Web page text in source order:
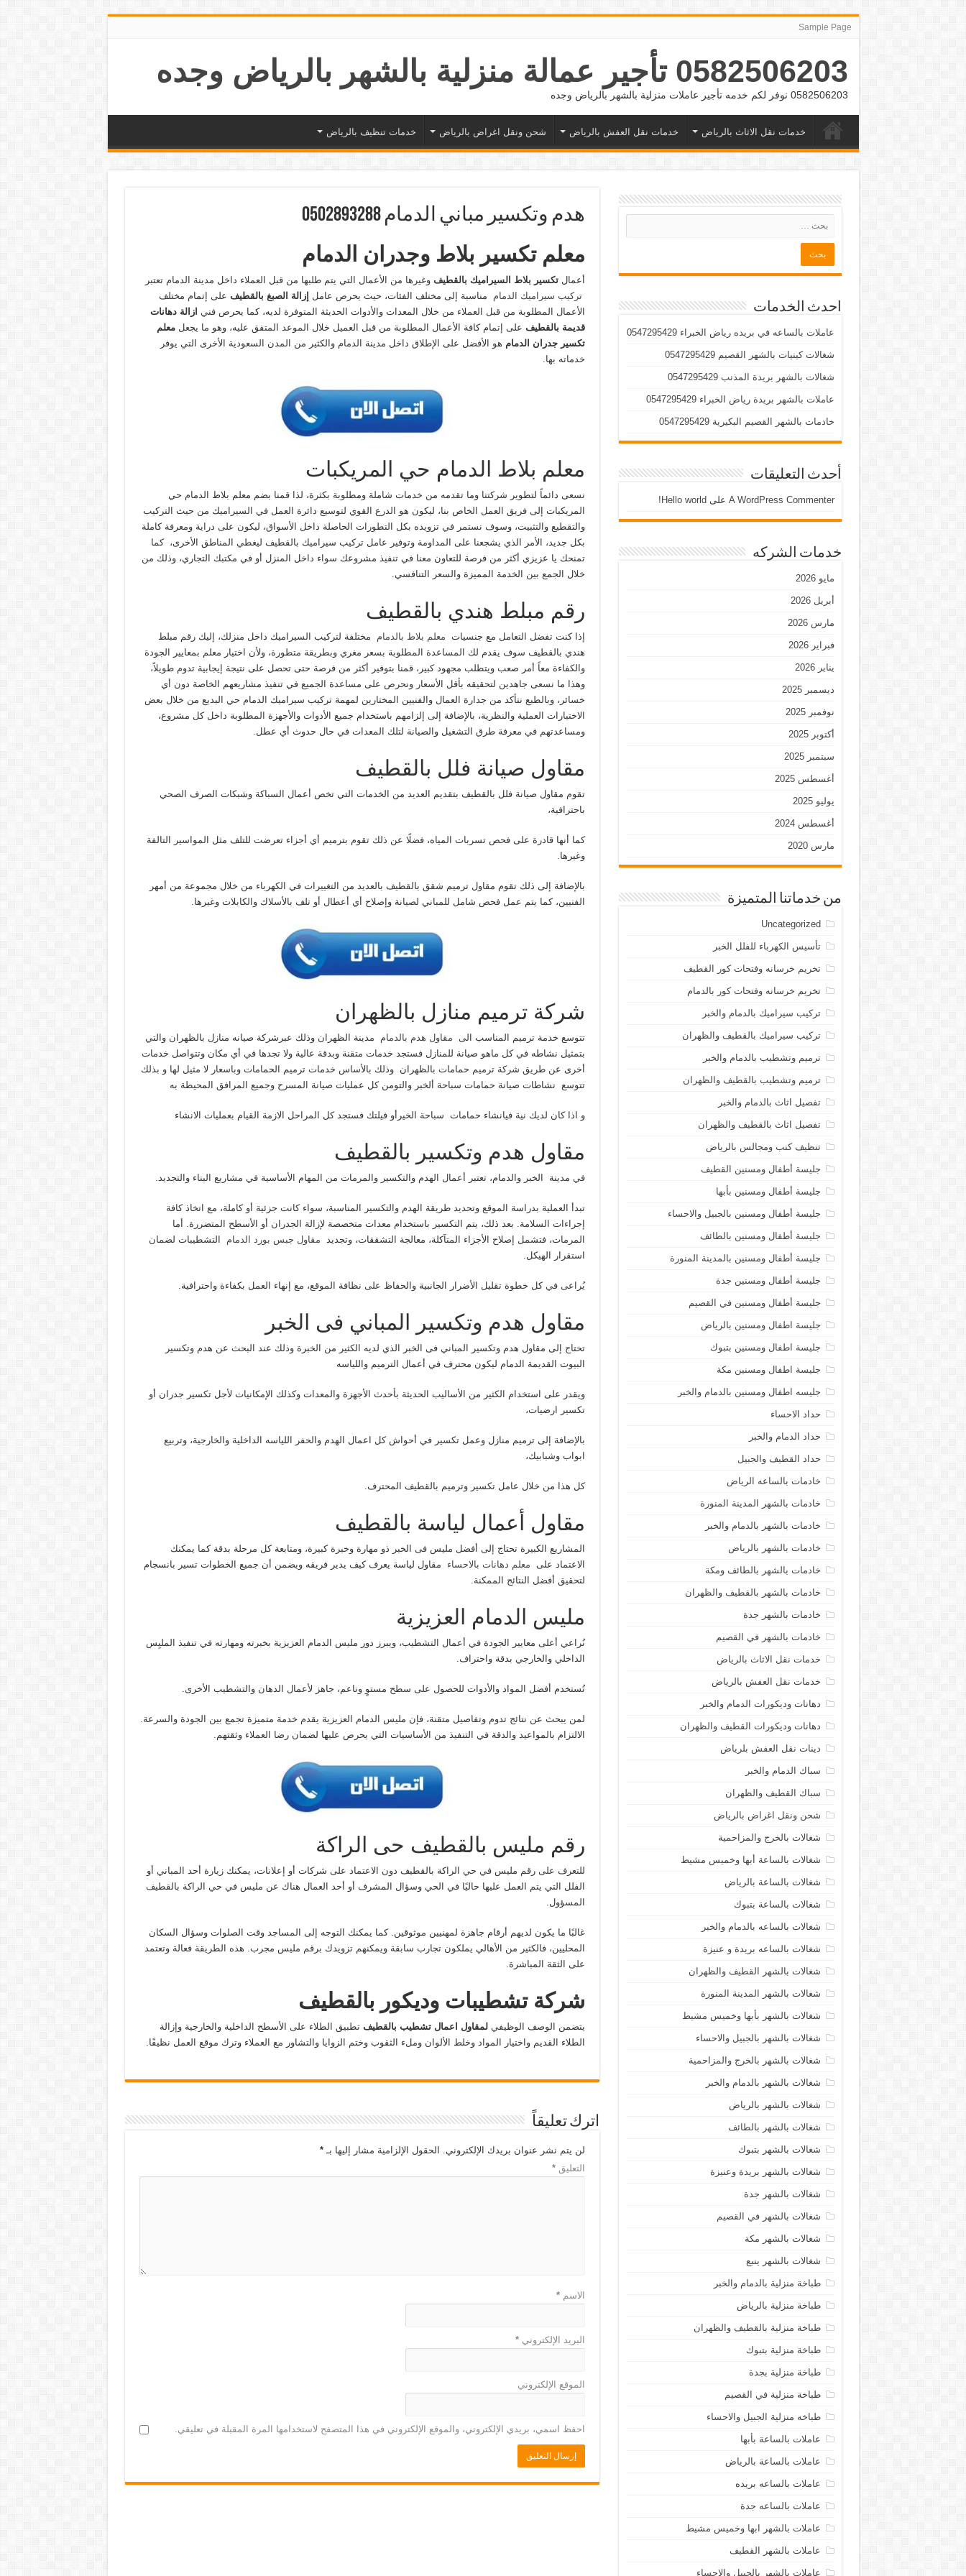
Sample Page
0582506203 تأجير عمالة منزلية بالشهر بالرياض وجده
0582506203 نوفر لكم خدمه تأجير عاملات منزلية بالشهر بالرياض وجده
خدمات نقل الاثاث بالرياض خدمات نقل العفش بالرياض شحن ونقل اغراض بالرياض خدمات تنظيف بالرياض
هدم وتكسير مباني الدمام 0502893288
معلم تكسير بلاط وجدران الدمام
أعمالتكسير بلاط السيراميك بالقطيف وغيرها من الأعمال التي يتم طلبها من قبل العملاء داخل مدينة الدمام تعتبر
تركيب سيراميك الدمام مناسبة إلى مختلف الفئات، حيث يحرص عامل إزالة الصبغ بالقطيف على إتمام مختلف
الأعمال المطلوبة من قبل العملاء من خلال المعدات والأدوات الحديثة المتوفرة لديه، كما يحرص فني ازالة دهانات
قديمة بالقطيف على إتمام كافة الأعمال المطلوبة من قبل العميل خلال الموعد المتفق عليه، وهو ما يجعلمعلم
تكسير جدران الدمام هو الأفضل على الإطلاق داخل مدينة الدمام والكثير من المدن السعودية الأخرى التي يوفر
خدماته بها.
معلم بلاط الدمام حي المريكبات
نسعى دائماً لتطوير شركتنا وما تقدمه من خدمات شاملة ومطلوبة بكثرة، لذا قمنا بضم معلم بلاط الدمام حي
المريكبات إلى فريق العمل الخاص بنا، ليكون هو الدرع القوي لتوسيع دائرة العمل في السيراميك من حيث التركيب
والتقطيع والتثبيت، وسوف نستمر في تزويده بكل التطورات الحاصلة داخل الأسواق، ليكون على دراية ومعرفة كاملة
بكل جديد، الأمر الذي يشجعنا على المداومة وتوفير عامل تركيب سيراميك بالقطيف ليغطي المناطق الأخرى، كما
تمنحك يا عزيزي أكثر من فرصة للتعاون معنا في تنفيذ مشروعك سواء داخل المنزل أو في مكتبك التجاري، وذلك من
خلال الجمع بين الخدمة المميزة والسعر التنافسي.
رقم مبلط هندي بالقطيف
إذا كنت تفضل التعامل مع جنسيات معلم بلاط بالدمام مختلفة لتركيب السيراميك داخل منزلك، إليك رقم مبلط
هندي بالقطيف سوف يقدم لك المساعدة المطلوبة بسعر مغري وبطريقة متطورة، ولأن اختيار معلم بمعايير الجودة
والكفاءة معاً أمر صعب ويتطلب مجهود كبير، قمنا بتوفير أكثر من فرصة حتى تحصل على نتيجة إيجابية تدوم طويلاً،
وهذا ما نسعى جاهدين لتحقيقه بأقل الأسعار ونحرص على مساعدة الجميع في تنفيذ مشاريعهم الخاصة دون أي
خسائر، وبالطبع نتأكد من جدارة العمال والفنيين المختارين لمهمة تركيب سيراميك الدمام حي البديع من خلال بعض
الاختبارات العملية والنظرية، بالإضافة إلى إلزامهم باستخدام جميع الأدوات والأجهزة المطلوبة داخل كل مشروع،
ومساعدتهم في معرفة طرق التشغيل والصيانة لتلك المعدات في حال حدوث أي عطل.
مقاول صيانة فلل بالقطيف
تقوم مقاول صيانة فلل بالقطيف بتقديم العديد من الخدمات التي تخص أعمال السباكة وشبكات الصرف الصحي
باحترافية،
كما أنها قادرة على فحص تسربات المياه، فضلًا عن ذلك تقوم بترميم أي أجزاء تعرضت للتلف مثل المواسير التالفة
وغيرها.
بالإضافة إلى ذلك تقوم مقاول ترميم شقق بالقطيف بالعديد من التغييرات في الكهرباء من خلال مجموعة من أمهر
الفنيين، كما يتم عمل فحص شامل للمباني لصيانة وإصلاح أي أعطال أو تلف بالأسلاك والكابلات وغيرها.
شركة ترميم منازل بالظهران
تتوسع خدمة ترميم المناسب الى مقاول هدم بالدمام مدينة الظهران وذلك عبرشركة صيانه منازل بالظهران والتي
بتمثيل نشاطه في كل ماهو صيانة للمنازل فستجد خدمات متقنة وبدقة عالية ولا تجدها في أي مكان وتتواصل خدمات
أخرى عن طريق شركة ترميم حمامات بالظهران وذلك بالأساس خدمات ترميم الحمامات وباسعار لا مثيل لها و بذلك
تتوسع نشاطات صيانة حمامات سباحة ألخبر والتومن كل عمليات صيانة المسرح وجميع المرافق المحيطة به
و اذا كان لديك نية فيانشاء حمامات سباحة الخيرأو فيلتك فستجد كل المراحل الازمة القيام بعمليات الانشاء
مقاول هدم وتكسير بالقطيف
في مدينة الخبر والدمام، تعتبر أعمال الهدم والتكسير والمرمات من المهام الأساسية في مشاريع البناء والتجديد.
تبدأ العملية بدراسة الموقع وتحديد طريقة الهدم والتكسير المناسبة، سواء كانت جزئية أو كاملة، مع اتخاذ كافة
إجراءات السلامة. بعد ذلك، يتم التكسير باستخدام معدات متخصصة لإزالة الجدران أو الأسطح المتضررة. أما
المرمات، فتشمل إصلاح الأجزاء المتآكلة، معالجة التشققات، وتجديد مقاول جبس بورد الدمام التشطيبات لضمان
استقرار الهيكل.
يُراعى في كل خطوة تقليل الأضرار الجانبية والحفاظ على نظافة الموقع، مع إنهاء العمل بكفاءة واحترافية.
مقاول هدم وتكسير المباني فى الخبر
تحتاج إلى مقاول هدم وتكسير المباني فى الخبر الذي لديه الكثير من الخبرة وذلك عند البحث عن هدم وتكسير
البيوت القديمة الدمام ليكون محترف في أعمال الترميم واللياسه
ويقدر على استخدام الكثير من الأساليب الحديثة بأحدث الأجهزة والمعدات وكذلك الإمكانيات لأجل تكسير جدران أو
تكسير ارضيات،
بالإضافة إلى ترميم منازل وعمل تكسير في أحواش كل اعمال الهدم والحفر اللياسه الداخلية والخارجية، وتربيع
ابواب وشبابيك،
كل هذا من خلال عامل تكسير وترميم بالقطيف المحترف.
مقاول أعمال لياسة بالقطيف
المشاريع الكبيرة تحتاج إلى أفضل مليس فى الخبر ذو مهارة وخبرة كبيرة، ومتابعة كل مرحلة بدقة كما يمكنك
الاعتماد على معلم دهانات بالاحساء مقاول لياسة يعرف كيف يدير فريقه ويضمن أن جميع الخطوات تسير بانسجام
لتحقيق أفضل النتائج الممكنة.
مليس الدمام العزيزية
نُراعي أعلى معايير الجودة في أعمال التشطيب، ويبرز دور مليس الدمام العزيزية بخبرته ومهارته في تنفيذ المليِس
الداخلي والخارجي بدقة واحتراف.
تُستخدم أفضل المواد والأدوات للحصول على سطح مستوٍ وناعم، جاهز لأعمال الدهان والتشطيب الأخرى.
لمن يبحث عن نتائج تدوم وتفاصيل متقنة، فإن مليس الدمام العزيزية يقدم خدمة متميزة تجمع بين الجودة والسرعة.
الالتزام بالمواعيد والدقة في التنفيذ من الأساسيات التي يحرص عليها لضمان رضا العملاء وثقتهم.
رقم مليس بالقطيف حى الراكة
للتعرف على رقم مليس في حي الراكة بالقطيف دون الاعتماد على شركات أو إعلانات، يمكنك زيارة أحد المباني أو
الفلل التي يتم العمل عليها حاليًا في الحي وسؤال المشرف أو أحد العمال هناك عن مليس في حي الراكة بالقطيف
المسؤول.
غالبًا ما يكون لديهم أرقام جاهزة لمهنيين موثوقين. كما يمكنك التوجه إلى المساجد وقت الصلوات وسؤال السكان
المحليين، فالكثير من الأهالي يملكون تجارب سابقة ويمكنهم تزويدك برقم مليس مجرب. هذه الطريقة فعالة وتعتمد
على الثقة المباشرة.
شركة تشطيبات وديكور بالقطيف
يتضمن الوصف الوظيفيلمقاول اعمال تشطيب بالقطيفتطبيق الطلاء على الأسطح الداخلية والخارجية وإزالة
الطلاء القديم واختيار المواد وخلط الألوان وملء الثقوب وختم الزوايا والتشاور مع العملاء وترك موقع العمل نظيفًا.
اترك تعليقاً
لن يتم نشر عنوان بريدك الإلكتروني. الحقول الإلزامية مشار إليها بـ*
التعليق*
الاسم*
البريد الإلكتروني*
الموقع الإلكتروني
احفظ اسمي، بريدي الإلكتروني، والموقع الإلكتروني في هذا المتصفح لاستخدامها المرة المقبلة في تعليقي.
احدث الخدمات
عاملات بالساعه في بريده رياض الخبراء 0547295429
شغالات كينيات بالشهر القصيم 0547295429
شغالات بالشهر بريدة المذنب 0547295429
عاملات بالشهر بريدة رياض الخبراء 0547295429
خادمات بالشهر القصيم البكيرية 0547295429
أحدث التعليقات
A WordPress Commenter على Hello world!
خدمات الشركه
مايو 2026
أبريل 2026
مارس 2026
فبراير 2026
يناير 2026
ديسمبر 2025
نوفمبر 2025
أكتوبر 2025
سبتمبر 2025
أغسطس 2025
يوليو 2025
أغسطس 2024
مارس 2020
من خدماتنا المتميزة
Uncategorized
تأسيس الكهرباء للفلل الخبر
تخريم خرسانه وفتحات كور القطيف
تخريم خرسانه وفتحات كور بالدمام
تركيب سيراميك بالدمام والخبر
تركيب سيراميك بالقطيف والظهران
ترميم وتشطيب بالدمام والخبر
ترميم وتشطيب بالقطيف والظهران
تفصيل اثاث بالدمام والخبر
تفصيل اثاث بالقطيف والظهران
تنظيف كنب ومجالس بالرياض
جليسة أطفال ومسنين القطيف
جليسة أطفال ومسنين بأبها
جليسة أطفال ومسنين بالجبيل والاحساء
جليسة أطفال ومسنين بالطائف
جليسة أطفال ومسنين بالمدينة المنورة
جليسة أطفال ومسنين جدة
جليسة أطفال ومسنين في القصيم
جليسة اطفال ومسنين بالرياض
جليسة اطفال ومسنين بتبوك
جليسة اطفال ومسنين مكة
جليسه اطفال ومسنين بالدمام والخبر
حداد الاحساء
حداد الدمام والخبر
حداد القطيف والجبيل
خادمات بالساعه الرياض
خادمات بالشهر المدينة المنورة
خادمات بالشهر بالدمام والخبر
خادمات بالشهر بالرياض
خادمات بالشهر بالطائف ومكة
خادمات بالشهر بالقطيف والظهران
خادمات بالشهر جدة
خادمات بالشهر في القصيم
خدمات نقل الاثاث بالرياض
خدمات نقل العفش بالرياض
دهانات وديكورات الدمام والخبر
دهانات وديكورات القطيف والظهران
دينات نقل العفش بلرياض
سباك الدمام والخبر
سباك القطيف والظهران
شحن ونقل اغراض بالرياض
شغالات بالخرج والمزاحمية
شغالات بالساعة أبها وخميس مشيط
شغالات بالساعة بالرياض
شغالات بالساعة بتبوك
شغالات بالساعه بالدمام والخبر
شغالات بالساعه بريدة و عنيزة
شغالات بالشهر القطيف والظهران
شغالات بالشهر المدينة المنورة
شغالات بالشهر بأبها وخميس مشيط
شغالات بالشهر بالجبيل والاحساء
شغالات بالشهر بالخرج والمزاحمية
شغالات بالشهر بالدمام والخبر
شغالات بالشهر بالرياض
شغالات بالشهر بالطائف
شغالات بالشهر بتبوك
شغالات بالشهر بريدة وعنيزة
شغالات بالشهر جدة
شغالات بالشهر في القصيم
شغالات بالشهر مكة
شغالات بالشهر ينبع
طباخة منزلية بالدمام والخبر
طباخة منزلية بالرياض
طباخة منزلية بالقطيف والظهران
طباخة منزلية بتبوك
طباخة منزلية بجدة
طباخة منزلية في القصيم
طباخه منزلية الجبيل والاحساء
عاملات بالساعة بأبها
عاملات بالساعة بالرياض
عاملات بالساعه بريده
عاملات بالساعه جدة
عاملات بالشهر ابها وخميس مشيط
عاملات بالشهر القطيف
عاملات بالشهر بالجبيل والاحساء